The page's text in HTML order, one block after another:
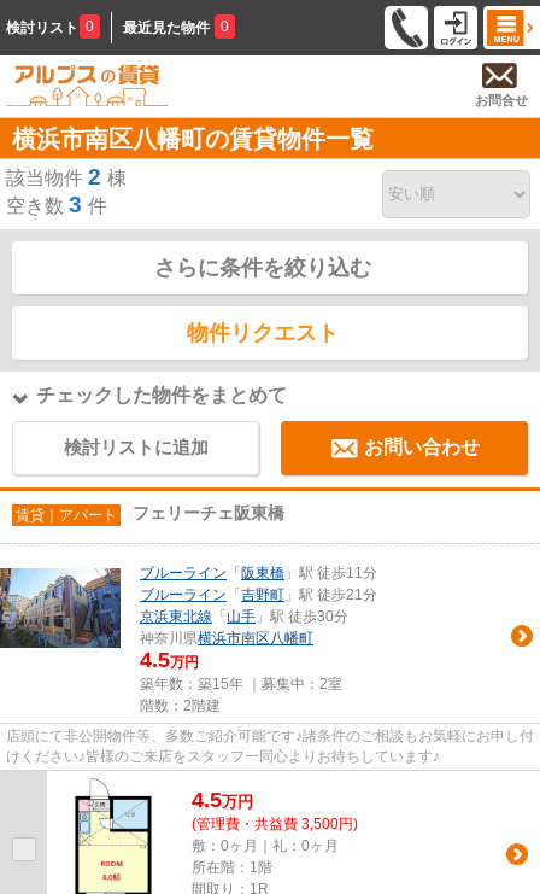
検討リスト 0 最近見た物件 0
お問合せ
横浜市南区八幡町の賃貸物件一覧
該当物件 2 棟
空き数 3 件
さらに条件を絞り込む
物件リクエスト
チェックした物件をまとめて
検討リストに追加 お問い合わせ
賃貸｜アパート フェリーチェ阪東橋
ブルーライン 「 阪東橋 」駅 徒歩11分
ブルーライン 「 吉野町 」駅 徒歩21分
京浜東北線 「 山手 」駅 徒歩30分
神奈川県横浜市南区八幡町
4.5万円
築年数：築15年 ｜募集中： 2室
階数：2階建
店頭にて非公開物件等、多数ご紹介可能です♪諸条件のご相談もお気軽にお申し付
けください♪皆様のご来店をスタッフ一同心よりお待ちしています♪
4.5万円
(管理費・共益費 3,500円)
敷：0ヶ月｜礼：0ヶ月
所在階：1階
間取り：1R